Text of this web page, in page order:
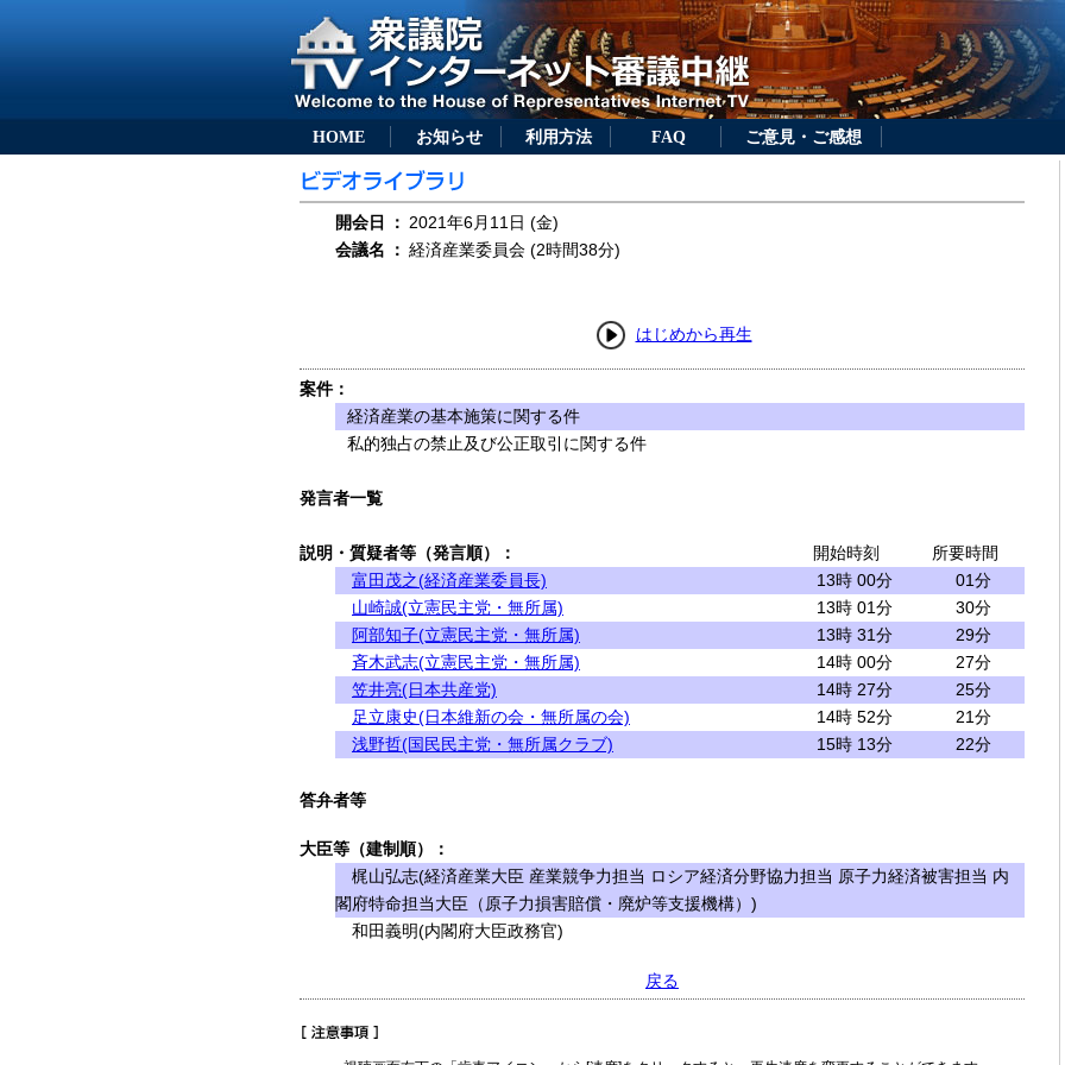
HOME お知らせ 利用方法 FAQ ご意見・ご感想
開会日 ： 2021年6月11日 (金)
会議名
： 経済産業委員会 (2時間38分)
はじめから再生
案件：
経済産業の基本施策に関する件
私的独占の禁止及び公正取引に関する件
発言者一覧
説明・質疑者等（発言順）： 開始時刻
所要時間
富田茂之(経済産業委員長)
13時 00分
01分
山崎誠(立憲民主党・無所属)
13時 01分
30分
阿部知子(立憲民主党・無所属)
13時 31分
29分
斉木武志(立憲民主党・無所属)
14時 00分
27分
笠井亮(日本共産党)
14時 27分
25分
足立康史(日本維新の会・無所属の会)
14時 52分
21分
浅野哲(国民民主党・無所属クラブ)
15時 13分 22分
答弁者等
大臣等（建制順）：
梶山弘志(経済産業大臣 産業競争力担当 ロシア経済分野協力担当 原子力経済被害担当 内
閣府特命担当大臣（原子力損害賠償・廃炉等支援機構）)
和田義明(内閣府大臣政務官)
戻る